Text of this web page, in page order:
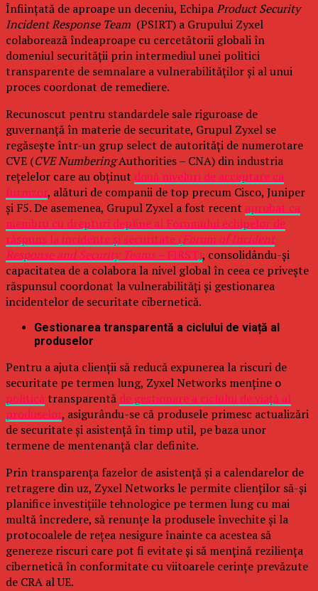
Înființată de aproape un deceniu, EchipaProduct Security
Incident Response Team (PSIRT) a Grupului Zyxel
colaborează îndeaproape cu cercetătorii globali în
domeniul securității prin intermediul unei politici
transparente de semnalare a vulnerabilităților și al unui
proces coordonat de remediere.
Recunoscut pentru standardele sale riguroase de
guvernanță în materie de securitate, Grupul Zyxel se
regăsește într-un grup select de autorități de numerotare
CVE (CVE NumberingAuthorities – CNA) din industria
rețelelor care au obținut două niveluri de acceptare ca
furnizor, alături de companii de top precum Cisco, Juniper
și F5. De asemenea, Grupul Zyxel a fost recent aprobat ca
membru cu drepturi depline al Forumului echipelor de
răspuns la incidente și securitate (Forum of Incident
Response and Security Teams –FIRST), consolidându-și
capacitatea de a colabora la nivel global în ceea ce privește
răspunsul coordonat la vulnerabilități și gestionarea
incidentelor de securitate cibernetică.
Gestionarea transparentă a ciclului de viață al
produselor
Pentru a ajuta clienții să reducă expunerea la riscuri de
securitate pe termen lung, Zyxel Networks menține o
politică transparentă de gestionare a ciclului de viață al
produselor, asigurându-se că produsele primesc actualizări
de securitate și asistență în timp util, pe baza unor
termene de mentenanță clar definite.
Prin transparența fazelor de asistență și a calendarelor de
retragere din uz, Zyxel Networks le permite clienților să-și
planifice investițiile tehnologice pe termen lung cu mai
multă încredere, să renunțe la produsele învechite și la
protocoalele de rețea nesigure înainte ca acestea să
genereze riscuri care pot fi evitate și să mențină reziliența
cibernetică în conformitate cu viitoarele cerințe prevăzute
de CRA al UE.